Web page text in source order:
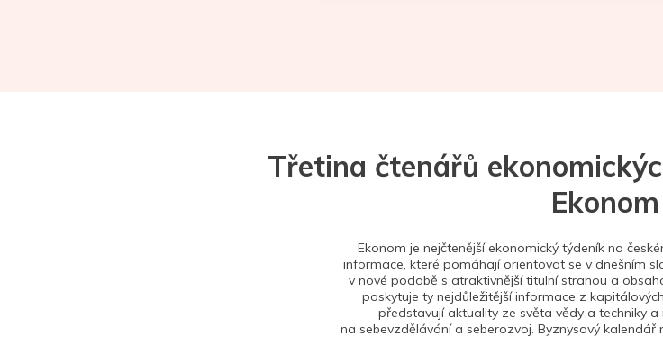
Třetina čtenářů
Ekonom
Ekonom je nejčtenější ekonomický týdeník na
informace, které pomáhají orientovat se v dnešním
v nové podobě s atraktivnější titulní stranou a
poskytuje ty nejdůležitější informace z
představují aktuality ze světa vědy a techniky
na sebevzdělávání a seberozvoj. Byznysový